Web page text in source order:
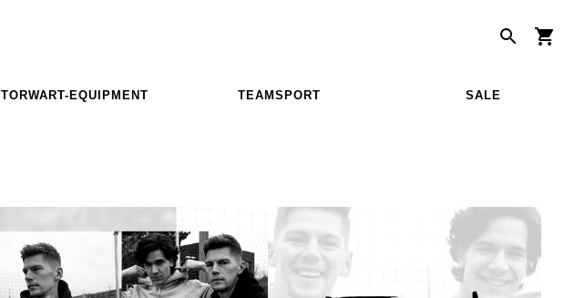
TORWART-EQUIPMENT TEAMSPORT SALE